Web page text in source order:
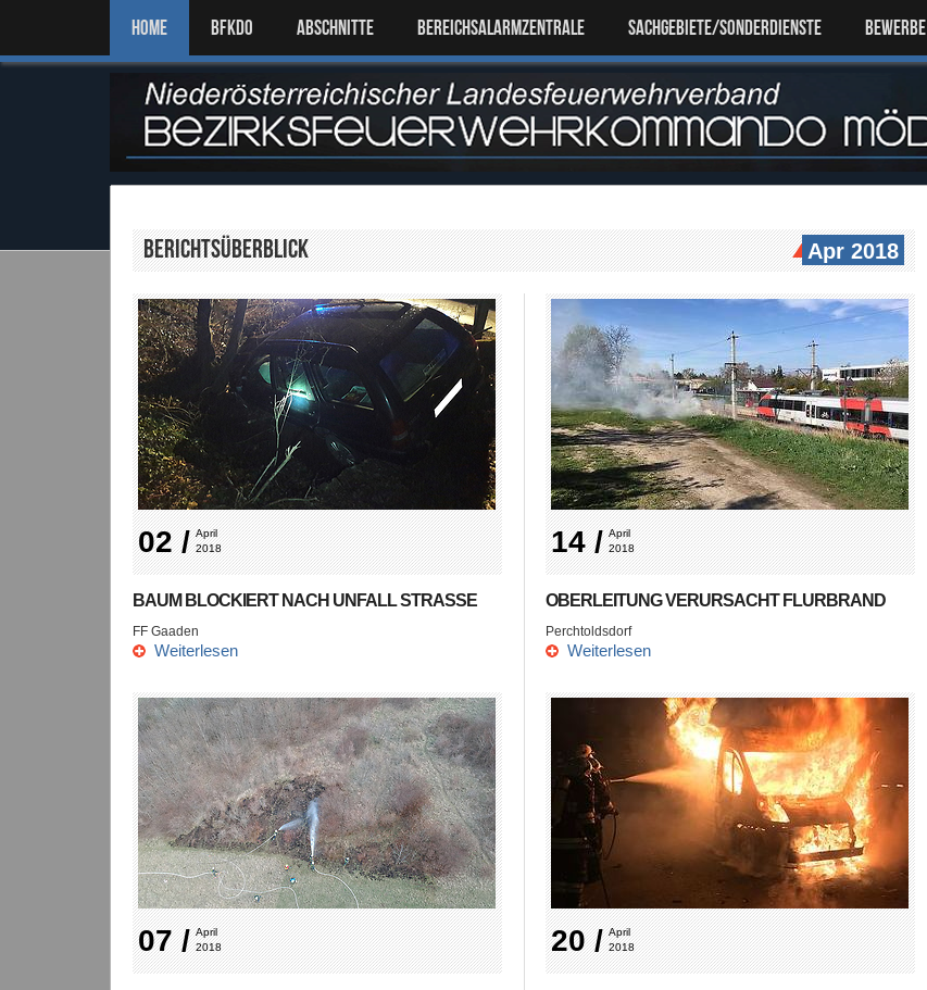
Home BFKDO ABSCHNITTE BEREICHSALARMZENTRALE SACHGEBIETE/SONDERDIENSTE Bewerbe
Berichtsüberblick Apr 2018
02 / April
2018
BAUM BLOCKIERT NACH UNFALL STRASSE
FF Gaaden
Weiterlesen
07 / April
2018
14 / April
2018
OBERLEITUNG VERURSACHT FLURBRAND
Perchtoldsdorf
Weiterlesen
20 / April
2018